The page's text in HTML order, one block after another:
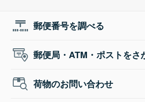
郵便番号を調べる
郵便局・ATM・ポストをさ
荷物のお問い合わせ